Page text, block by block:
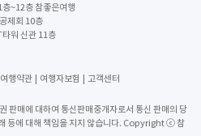
~12층 참좋은여행
제회 10층
타워 신관 11층
여행약관 여행자보험 고객센터
판매에 대하여 통신판매중개자로서 통신 판매의 당
등에 대해 책임을 지지 않습니다. Copyright ⓒ 참